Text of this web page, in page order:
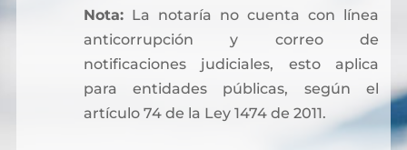
Nota:La notaría no cuenta con línea
anticorrupción y correo de
notificaciones judiciales, esto aplica
para entidades públicas, según el
artículo 74 de la Ley 1474 de 2011.